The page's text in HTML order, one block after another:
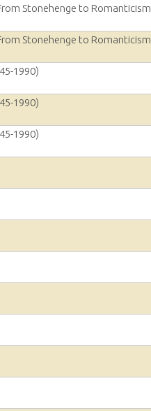
Stonehenge to Romanticism
Stonehenge to Romanticism
1990)
1990)
1990)